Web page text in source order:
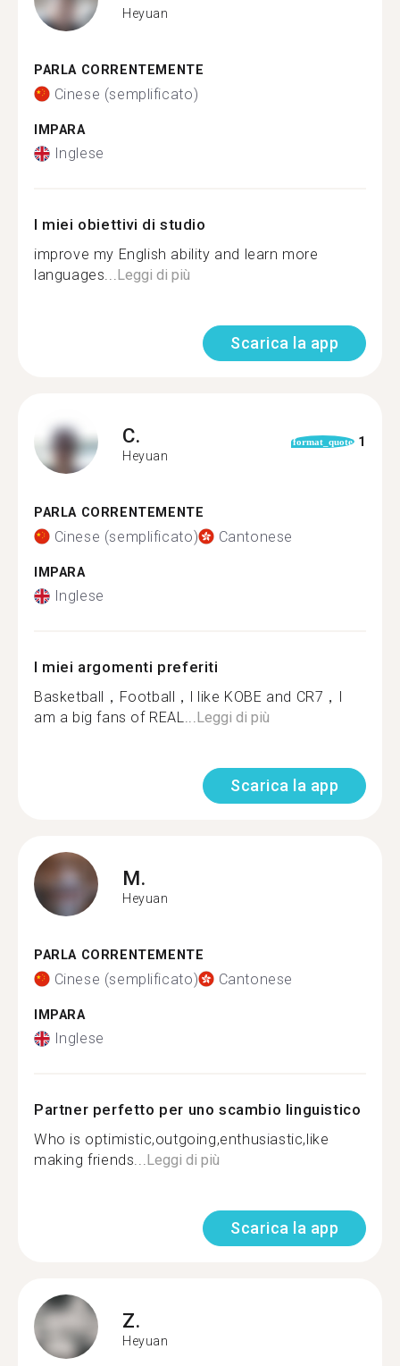
Heyuan
PARLA CORRENTEMENTE
Cinese (semplificato)
IMPARA
Inglese
I miei obiettivi di studio
improve my English ability and learn more
languages...Leggi di più
Scarica la app
C.
Heyuan
format_quote 1
PARLA CORRENTEMENTE
Cinese (semplificato) Cantonese
IMPARA
Inglese
I miei argomenti preferiti
Basketball，Football，l like KOBE and CR7，I
am a big fans of REAL...Leggi di più
Scarica la app
M.
Heyuan
PARLA CORRENTEMENTE
Cinese (semplificato) Cantonese
IMPARA
Inglese
Partner perfetto per uno scambio linguistico
Who is optimistic,outgoing,enthusiastic,like
making friends...Leggi di più
Scarica la app
Z.
Heyuan